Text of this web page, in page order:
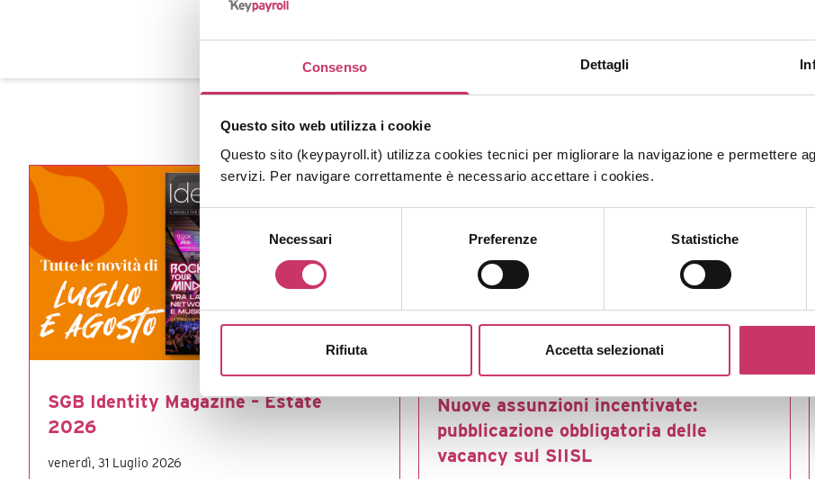
Consenso Dettagli
Questo sito web utilizza i cookie
Questo sito (keypayroll.it) utilizza cookies tecnici per migliorare la navigazione e permettere
servizi. Per navigare correttamente è necessario accettare i cookies.
Selezione
del
consenso
Necessari Preferenze Statistiche
Rifiuta Accetta selezionati
SGB Identity Magazine – Estate
2026
venerdì, 31 Luglio 2026
Nuove assunzioni incentivate:
pubblicazione obbligatoria delle
vacancy sul SIISL